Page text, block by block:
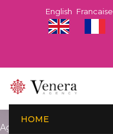
Francaise
English
HOME
Age: